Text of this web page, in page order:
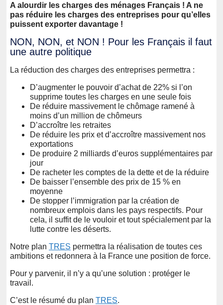
A alourdir les charges des ménages Français ! A ne
pas réduire les charges des entreprises pour qu’elles
puissent exporter davantage !
NON, NON, et NON ! Pour les Français il faut
une autre politique
La réduction des charges des entreprises permettra :
D’augmenter le pouvoir d’achat de 22% si l’on
supprime toutes les charges en une seule fois
De réduire massivement le chômage ramené à
moins d’un million de chômeurs
D’accroître les retraites
De réduire les prix et d’accroître massivement nos
exportations
De produire 2 milliards d’euros supplémentaires par
jour
De racheter les comptes de la dette et de la réduire
De baisser l’ensemble des prix de 15 % en
moyenne
De stopper l’immigration par la création de
nombreux emplois dans les pays respectifs. Pour
cela, il suffit de le vouloir et tout spécialement par la
lutte contre les déserts.
Notre plan TRES permettra la réalisation de toutes ces
ambitions et redonnera à la France une position de force.
Pour y parvenir, il n’y a qu’une solution : protéger le
travail.
C’est le résumé du plan TRES.